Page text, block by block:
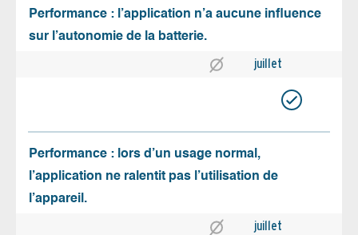
Performance : l’application n’a aucune influence
sur l’autonomie de la batterie.
juillet
Performance : lors d’un usage normal,
l’application ne ralentit pas l’utilisation de
l’appareil.
juillet